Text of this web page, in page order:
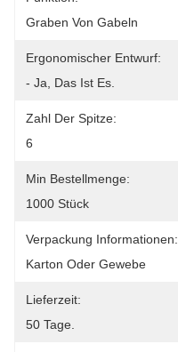
Graben Von Gabeln
Ergonomischer Entwurf:
- Ja, Das Ist Es.
Zahl Der Spitze:
6
Min Bestellmenge:
1000 Stück
Verpackung Informationen:
Karton Oder Gewebe
Lieferzeit:
50 Tage.